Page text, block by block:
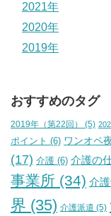
2021年
2020年
2019年
おすすめのタグ
2019年（第22回） (5)
ポイント (6) ワンオペ
(17) 介護 (6) 介護の
事業所 (34) 介
界 (35) 介護派遣 (5)